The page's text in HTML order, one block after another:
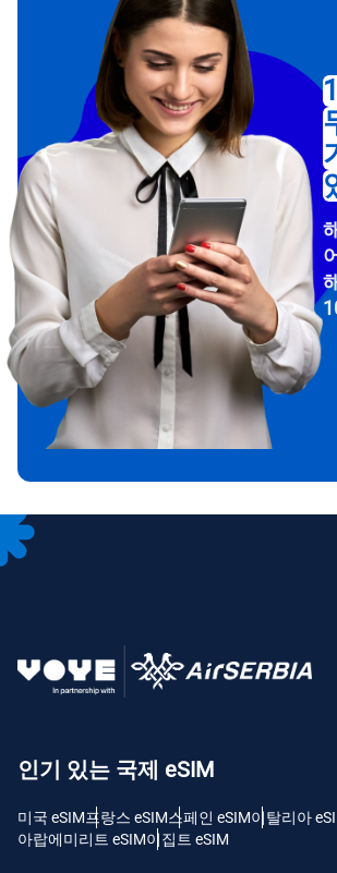
인기 있는 국제 eSIM
미국 eSIM프랑스 eSIM스페인 eSIM이탈리아
아랍에미리트 eSIM이집트 eSIM